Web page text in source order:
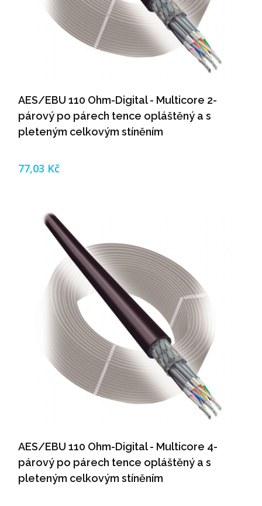
AES/EBU 110 Ohm-Digital - Multicore 2-
párový po párech tence opláštěný a s
pleteným celkovým stíněním
77,03 Kč
AES/EBU 110 Ohm-Digital - Multicore 4-
párový po párech tence opláštěný a s
pleteným celkovým stíněním